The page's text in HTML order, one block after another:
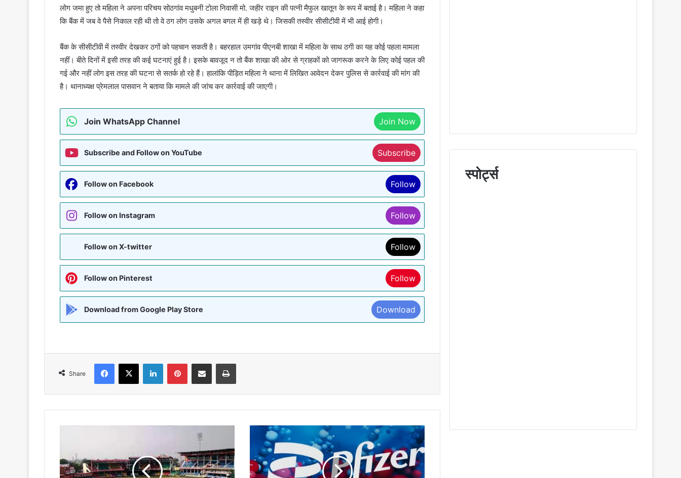
लोग जमा हुए तो महिला ने अपना परिचय सोठगांव मधुबनी टोला निवासी मो. जहीर राइन की पत्नी मैफुल खातून के रूप में बताई है। महिला ने कहा
कि बैंक में जब वे पैसे निकाल रही थी तो वे ठग लोग उसके अगल बगल में ही खड़े थे। जिसकी तस्वीर सीसीटीवी में भी आई होगी।
बैंक के सीसीटीवी में तस्वीर देखकर ठगों को पहचान सकती है। बहरहाल उमगांव पीएनबी शाखा में महिला के साथ ठगी का यह कोई पहला मामला
नहीं। बीते दिनों में इसी तरह की कई घटनाएं हुई है। इसके बावजूद न तो बैंक शाखा की ओर से ग्राहकों को जागरूक करने के लिए कोई पहल की
गई और नहीं लोग इस तरह की घटना से सतर्क हो रहे हैं। हालांकि पीड़ित महिला ने थाना में लिखित आवेदन देकर पुलिस से कार्रवाई की मांग की
है। थानाध्यक्ष प्रेमलाल पासवान ने बताया कि मामले की जांच कर कार्रवाई की जाएगी।
Join WhatsApp Channel Join Now
Subscribe and Follow on YouTube Subscribe
Follow on Facebook Follow
Follow on Instagram Follow
Follow on X-twitter Follow
Follow on Pinterest Follow
Download from Google Play Store Download
Share
Facebook
X LinkedInPinterestShare via Email Print
मैच
:
फाइजर
ने
स्पोर्ट्स